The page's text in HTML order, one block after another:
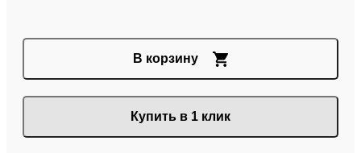
В корзину
Купить в 1 клик